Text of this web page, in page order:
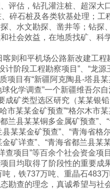
评估，钻孔灌注桩、超深大
碎石桩及各类软基处理；工
、水文勘探、凿井等；钻探
社会效益，在地质找矿、科
则和平机场公路新改建工程
阶段工程勘察项目”、“龙
项目有“新疆阿克陶县-塔县
化学调查”一个新疆维吾尔
矿类型选区研究（某某银
市某某金矿预查”“格尔木市
兰县某某铜多金属矿预查”
某某金矿预查”、“青海省格
矿详查”、“青海省都兰县某
项目”等百余个社会资金项
目均取得了阶段性的重要成
，铁737万吨、重晶石483万
勘查的理念，真诚希望与社